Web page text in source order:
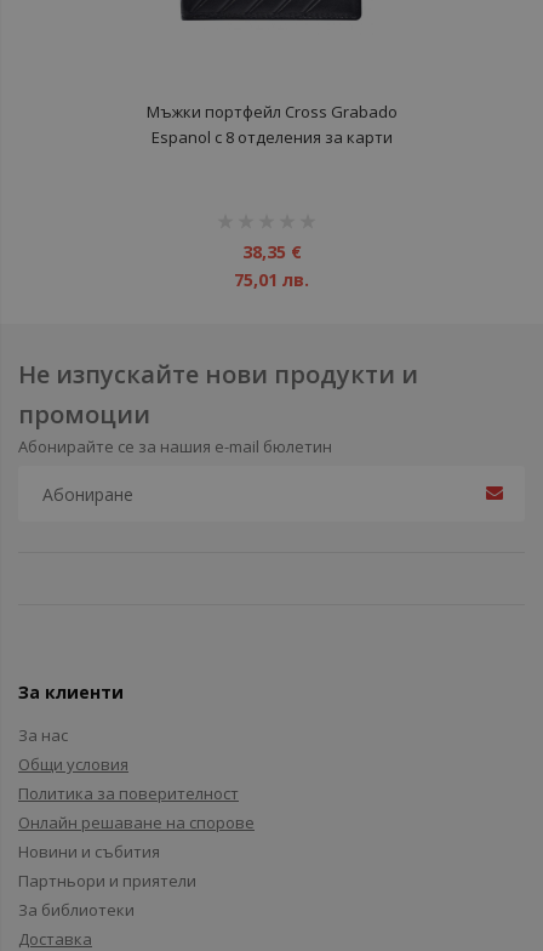
Мъжки портфейл Cross Grabado
Espanol с 8 отделения за карти
38,35 €
75,01 лв.
Не изпускайте нови продукти и
промоции
Абонирайте се за нашия e-mail бюлетин
За клиенти
За нас
Общи условия
Политика за поверителност
Онлайн решаване на спорове
Новини и събития
Партньори и приятели
За библиотеки
Доставка